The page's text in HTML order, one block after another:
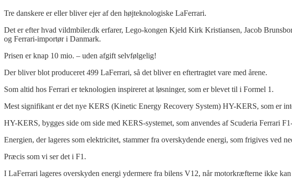
Tre danskere er eller bliver ejer af den højteknologiske LaFerrari.
Det er efter hvad vildmbiler.dk erfarer, Lego-kongen Kjeld Kirk Kristiansen, Jacob
og Ferrari-importør i Danmark.
Prisen er knap 10 mio. – uden afgift selvfølgelig!
Der bliver blot produceret 499 LaFerrari, så det bliver en eftertragtet vare med årene.
Som altid hos Ferrari er teknologien inspireret at løsninger, som er blevet til i Formel 1.
Mest signifikant er det nye KERS (Kinetic Energy Recovery System) HY-KERS, som er
HY-KERS, bygges side om side med KERS-systemet, som anvendes af Scuderia Ferrari
Energien, der lageres som elektricitet, stammer fra overskydende energi, som frigives ved
Præcis som vi ser det i F1.
I LaFerrari lageres overskyden energi ydermere fra bilens V12, når motorkræfterne ikke